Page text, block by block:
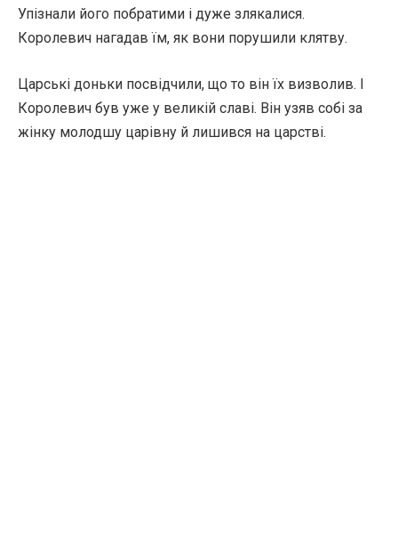
Упізнали його побратими і дуже злякалися.
Королевич нагадав їм, як вони порушили клятву.
Царські доньки посвідчили, що то він їх визволив. І
Королевич був уже у великій славі. Він узяв собі за
жінку молодшу царівну й лишився на царстві.